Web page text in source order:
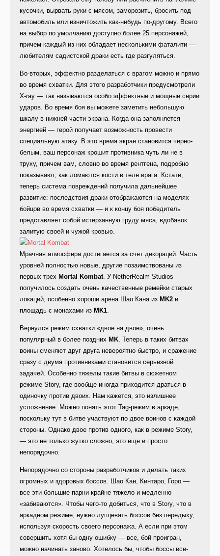
кусочки, вырвать руки с мясом, заморозить, бросить под
автомобиль или изничтожить как-нибудь по-другому. Всего
на выбор по умолчанию доступно более 25 персонажей,
причем каждый из них обладает несколькими фаталити —
любителям садистской драки есть где разгуляться.
Во-вторых, эффектно разделаться с врагом можно и прямо
во время схватки. Для этого разработчики предусмотрели
X-ray — так называются особо эффектные и мощные серии
ударов. Во время боя вы можете заметить небольшую
шкалу в нижней части экрана. Когда она заполняется
энергией — герой получает возможность провести
специальную атаку. В это время экран становится черно-
белым, ваш персонаж крошит противника чуть ли не в
труху, причем вам, словно во время рентгена, подробно
показывают, как ломаются кости в теле врага. Кстати,
теперь система повреждений получила дальнейшее
развитие: последствия драки отображаются на моделях
бойцов во время схватки — и к концу боя победитель
представляет собой истерзанную груду мяса, вдобавок
залитую своей и чужой кровью.
Мрачная атмосфера достигается за счет декораций. Часть
уровней полностью новые, другие позаимствованы из
первых трех Mortal Kombat. У NetherRealm Studios
получилось создать очень качественные ремейки старых
локаций, особенно хороши арена Шао Кана из MK2 и
площадь с монахами из MK1.
Вернулся режим схватки «двое на двое», очень
популярный в более поздних MK. Теперь в таких битвах
воины сменяют друг друга невероятно быстро, и сражение
сразу с двумя противниками становится серьезной
задачей. Особенно тяжелы такие битвы в сюжетном
режиме Story, где вообще иногда приходится драться в
одиночку против двоих. Нам кажется, это излишнее
усложнение. Можно понять этот Tag-режим в аркаде,
поскольку тут в битве участвуют по двое воинов с каждой
стороны. Однако двое против одного, как в режиме Story,
— это не только жутко сложно, это еще и просто
непорядочно.
Непорядочно со стороны разработчиков и делать таких
огромных и здоровых боссов. Шао Кан, Кинтаро, Горо —
все эти большие парни крайне тяжело и медленно
«забиваются». Чтобы чего-то добиться, что в Story, что в
аркадном режиме, нужно лупцевать боссов без передыху,
используя скорость своего персонажа. А если при этом
совершить хотя бы одну ошибку — все, бой проигран,
можно начинать заново. Хотелось бы, чтобы боссы все-